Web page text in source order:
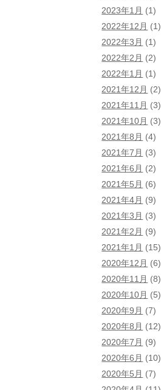
2023年1月 (1)
2022年12月 (1)
2022年3月 (1)
2022年2月 (2)
2022年1月 (1)
2021年12月 (2)
2021年11月 (3)
2021年10月 (3)
2021年8月 (4)
2021年7月 (3)
2021年6月 (2)
2021年5月 (6)
2021年4月 (9)
2021年3月 (3)
2021年2月 (9)
2021年1月 (15)
2020年12月 (6)
2020年11月 (8)
2020年10月 (5)
2020年9月 (7)
2020年8月 (12)
2020年7月 (9)
2020年6月 (10)
2020年5月 (7)